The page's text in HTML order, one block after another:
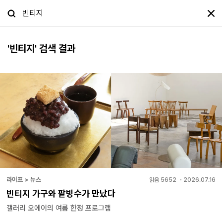
'빈티지 ' 검색 결과
라이프 > 뉴스 읽음 5652 ・ 2026.07.16
빈티지 가구와 팥빙수가 만났다
갤러리 오에이의 여름 한정 프로그램